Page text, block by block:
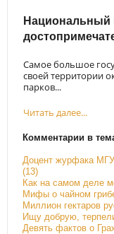
Национальный
Самое большое
своей территории
парков...
Читать далее...
Комментарии в
Доцент журфака
(13)
Как на самом деле
Мифы о чайном
Миллион гектаров
Ищу добрую,
Девять фактов о